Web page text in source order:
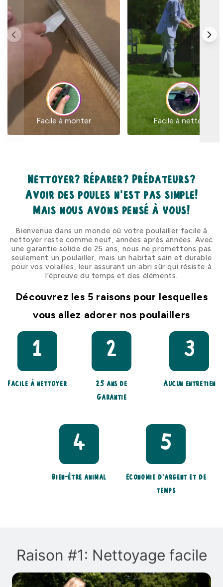
Facile à monter Facile à nettoyer
Nettoyer? Réparer? Prédateurs?
Avoir des poules n'est pas simple!
Mais nous avons pensé à vous!
Bienvenue dans un monde où votre poulailler facile à
nettoyer reste comme neuf, années après années. Avec
une garantie solide de 25 ans, nous ne promettons pas
seulement un poulailler, mais un habitat sain et durable
pour vos volailles, leur assurant un abri sûr qui résiste à
l'épreuve du temps et des éléments.
Découvrez les 5 raisons pour lesquelles
vous allez adorer nos poulaillers
1
Facile à nettoyer
2
25 ans de
Garantie
3
Aucun entretien
4
Bien-être animal
5
Economie d'argent et de
temps
Raison #1: Nettoyage facile